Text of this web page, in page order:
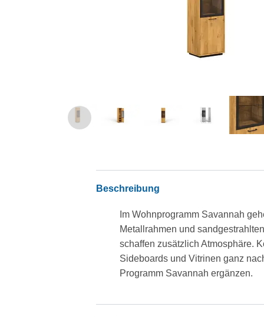
Beschreibung
Im Wohnprogramm Savannah
Metallrahmen und
schaffen zusätzlich Atmosphäre.
Sideboards und Vitrinen ganz
Programm Savannah ergänzen.